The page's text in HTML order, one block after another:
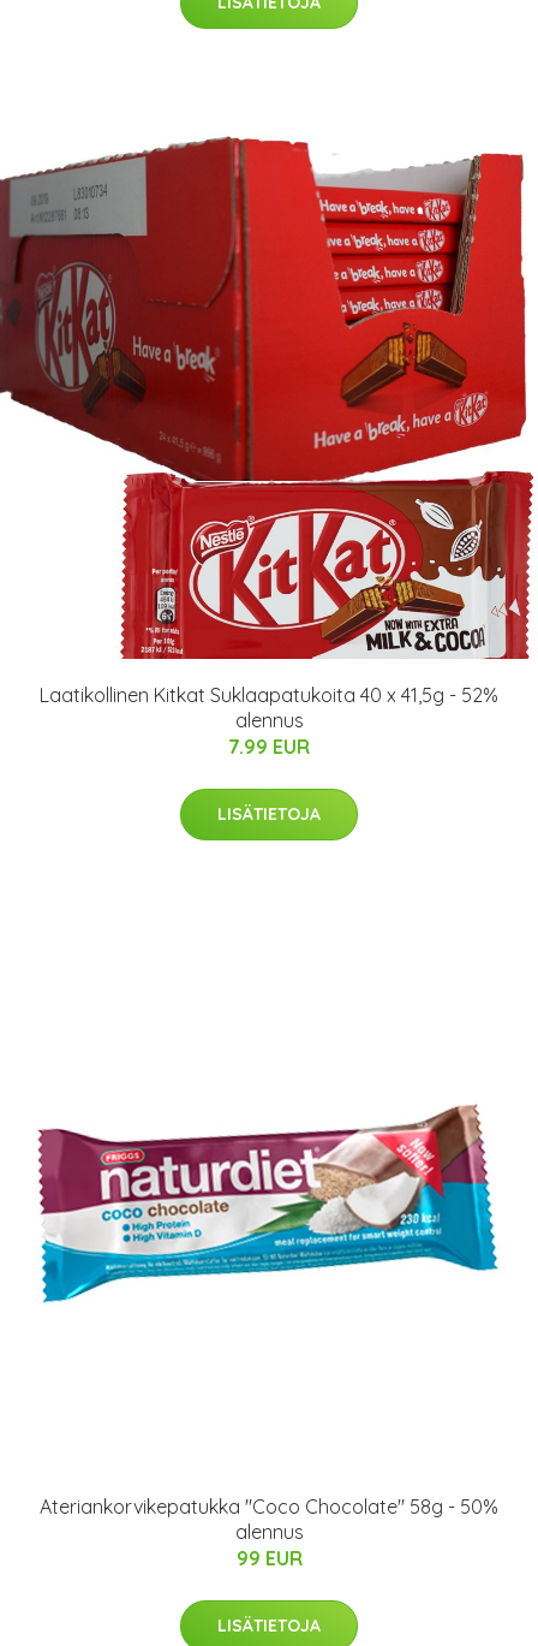
Laatikollinen Kitkat Suklaapatukoita 40 x 41,5g - 52%
alennus
7.99 EUR
LISÄTIETOJA
Ateriankorvikepatukka "Coco Chocolate" 58g - 50%
alennus
99 EUR
LISÄTIETOJA